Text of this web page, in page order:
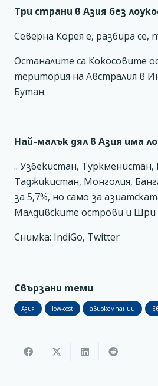
Три страни в Азия без
Северна Корея е, разбира се,
Останалите са Кокосовите
територия на Австралия в
Бутан.
Най-малък дял в Азия има
.. Узбекистан, Туркменистан,
Таджикистан, Монголия,
за 5,7%, но само за
Малдивските острови и Шри
Снимка: IndiGo, Twitter
Свързани теми
Азия low-cost авиокомпании